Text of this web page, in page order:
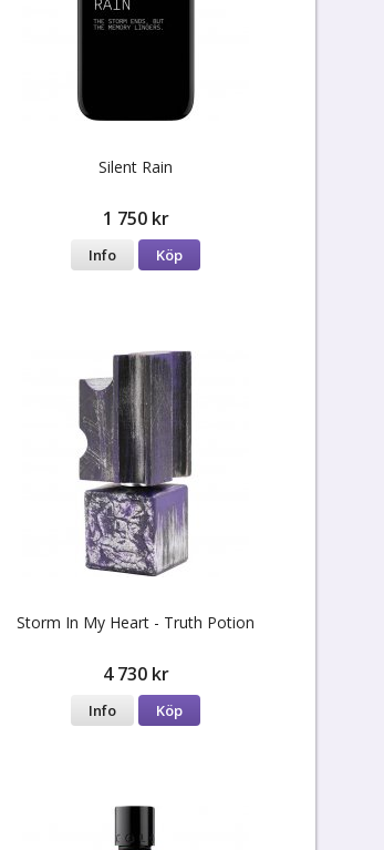
Silent Rain
1 750 kr
Info Köp
Storm In My Heart - Truth Potion
4 730 kr
Info Köp